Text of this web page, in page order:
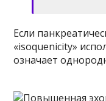
Если
«isoquenicity»
означает